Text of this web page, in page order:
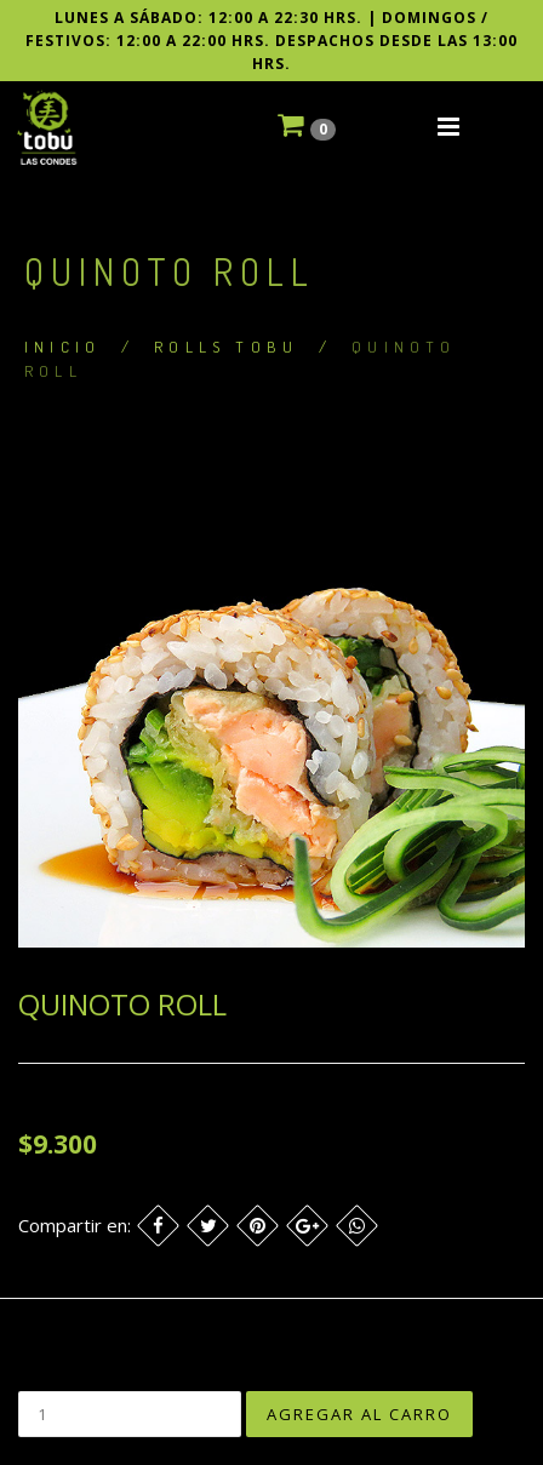
LUNES A SÁBADO: 12:00 A 22:30 HRS. | DOMINGOS /
FESTIVOS: 12:00 A 22:00 HRS. DESPACHOS DESDE LAS 13:00
HRS.
0
QUINOTO ROLL
INICIO / ROLLS TOBU / QUINOTO
ROLL
QUINOTO ROLL
$9.300
Compartir en: